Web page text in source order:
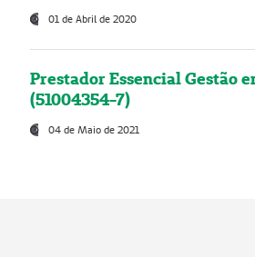
01 de Abril de 2020
Prestador Essencial Gestão
(51004354-7)
04 de Maio de 2021